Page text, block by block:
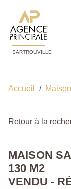
SARTROUVILLE
Accueil Maison
Retour à la
MAISON
130 M2
VENDU -